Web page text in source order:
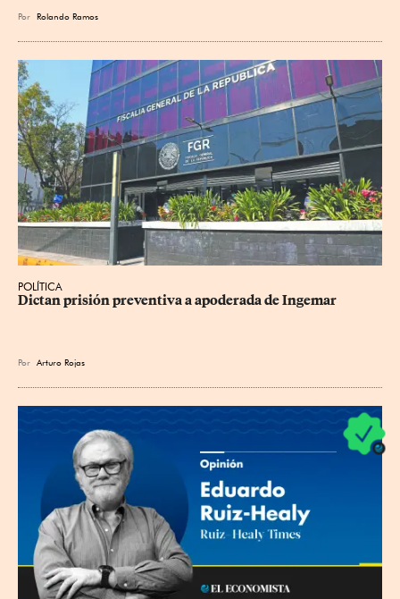
Por Rolando Ramos
POLÍTICA
Dictan prisión preventiva a apoderada de Ingemar
Por Arturo Rojas